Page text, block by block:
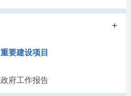
+
重要建设项目
政府工作报告